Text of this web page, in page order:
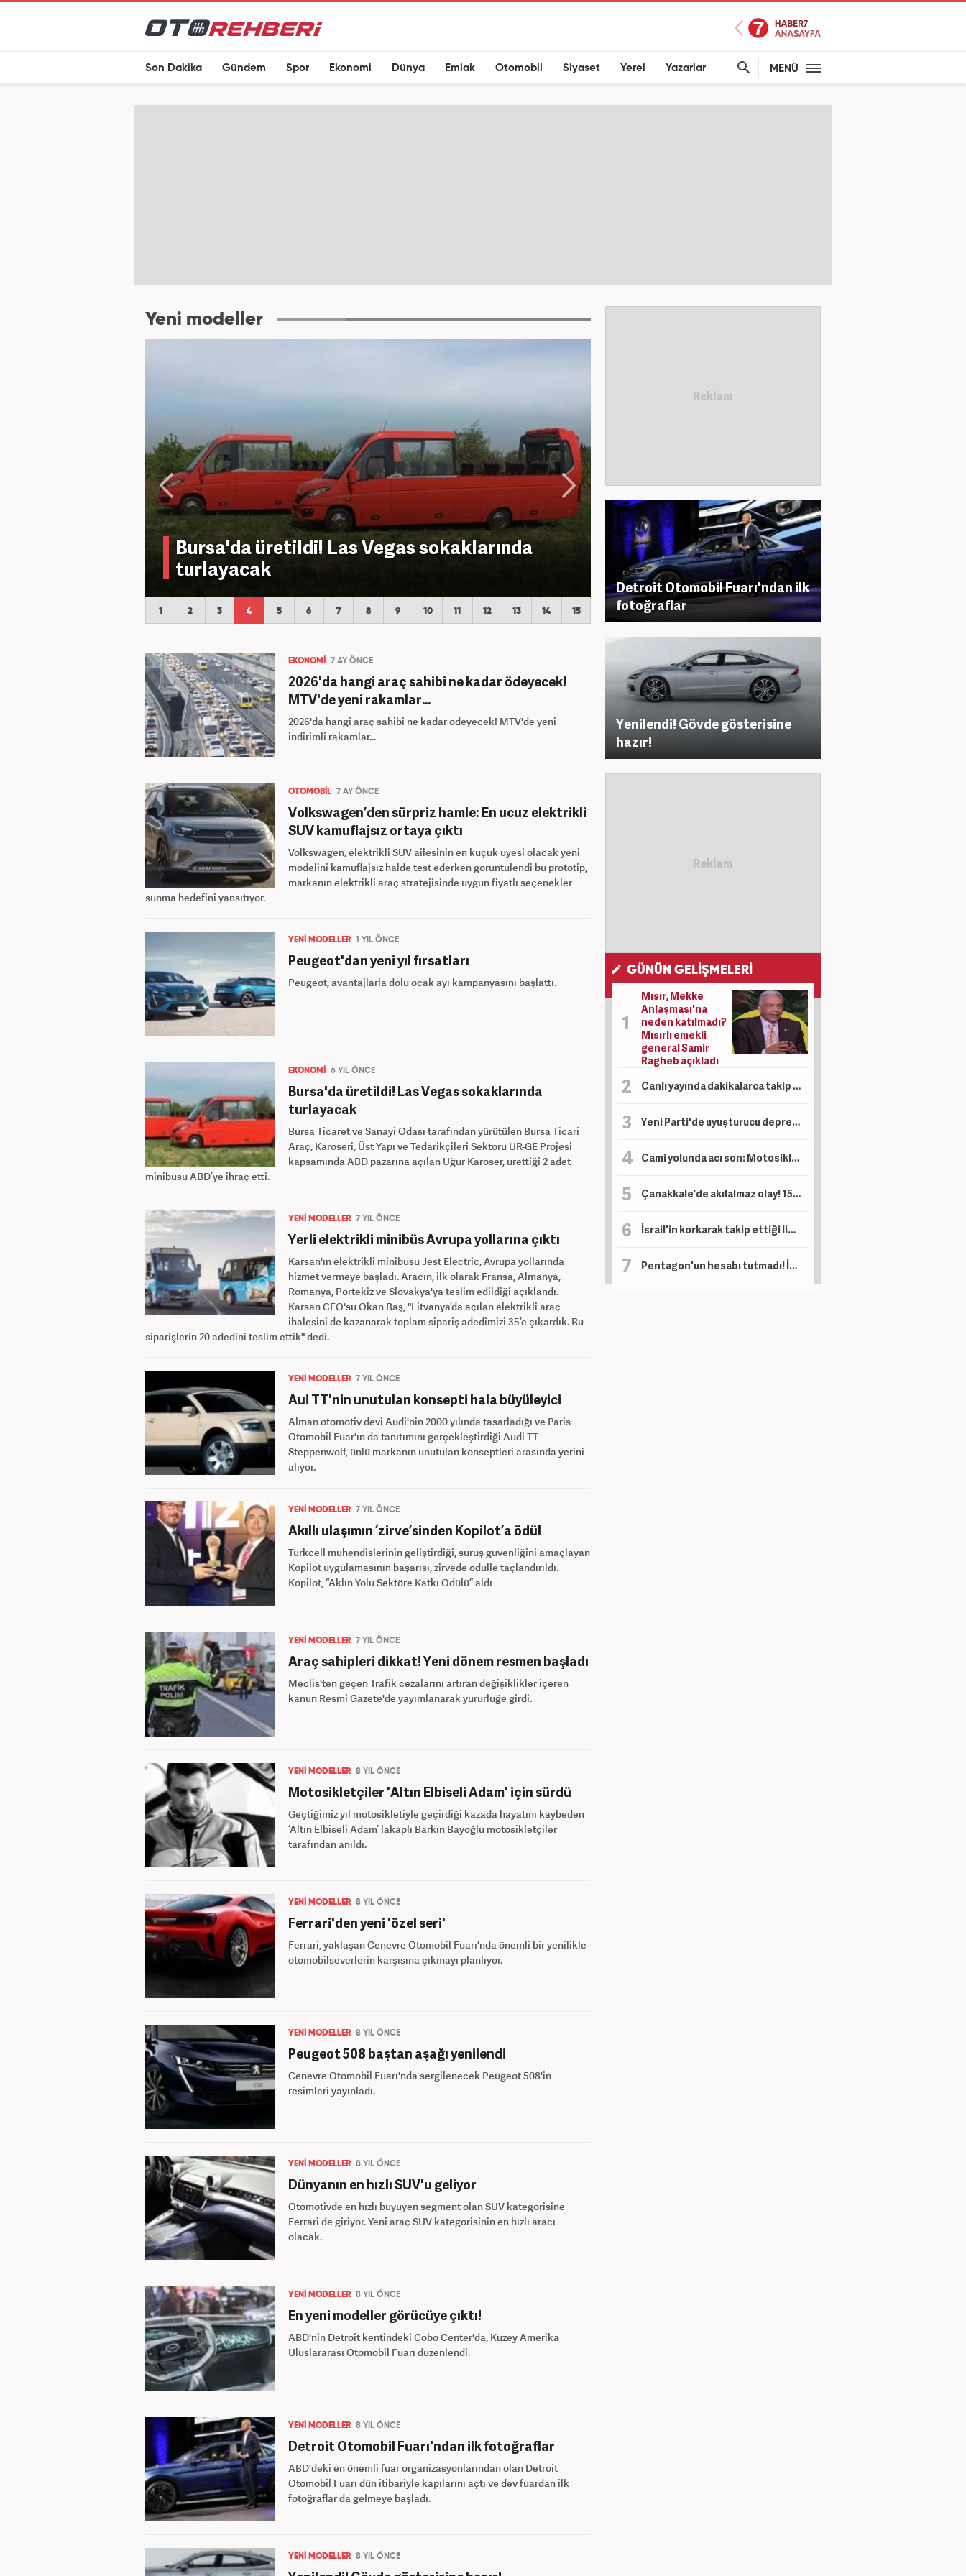
Son Dakika Gündem Spor Ekonomi Dünya Emlak Otomobil Siyaset Yerel Yazarlar MENÜ
Yeni modeller
Bursa'da üretildi! Las Vegas sokaklarında
turlayacak
1 2 3 4 5 6 7 8 9 10 11 12 13 14 15
EKONOMİ 7 AY ÖNCE
2026'da hangi araç sahibi ne kadar ödeyecek!
MTV'de yeni rakamlar...
2026'da hangi araç sahibi ne kadar ödeyecek! MTV'de yeni
indirimli rakamlar...
OTOMOBİL 7 AY ÖNCE
Volkswagen’den sürpriz hamle: En ucuz elektrikli
SUV kamuflajsız ortaya çıktı
Volkswagen, elektrikli SUV ailesinin en küçük üyesi olacak yeni
modelini kamuflajsız halde test ederken görüntülendi bu prototip,
markanın elektrikli araç stratejisinde uygun fiyatlı seçenekler
sunma hedefini yansıtıyor.
YENİ MODELLER 1 YIL ÖNCE
Peugeot'dan yeni yıl fırsatları
Peugeot, avantajlarla dolu ocak ayı kampanyasını başlattı.
EKONOMİ 6 YIL ÖNCE
Bursa'da üretildi! Las Vegas sokaklarında
turlayacak
Bursa Ticaret ve Sanayi Odası tarafından yürütülen Bursa Ticari
Araç, Karoseri, Üst Yapı ve Tedarikçileri Sektörü UR-GE Projesi
kapsamında ABD pazarına açılan Uğur Karoser, ürettiği 2 adet
minibüsü ABD’ye ihraç etti.
YENİ MODELLER 7 YIL ÖNCE
Yerli elektrikli minibüs Avrupa yollarına çıktı
Karsan'ın elektrikli minibüsü Jest Electric, Avrupa yollarında
hizmet vermeye başladı. Aracın, ilk olarak Fransa, Almanya,
Romanya, Portekiz ve Slovakya'ya teslim edildiği açıklandı.
Karsan CEO'su Okan Baş, "Litvanya’da açılan elektrikli araç
ihalesini de kazanarak toplam sipariş adedimizi 35’e çıkardık. Bu
siparişlerin 20 adedini teslim ettik" dedi.
YENİ MODELLER 7 YIL ÖNCE
Aui TT'nin unutulan konsepti hala büyüleyici
Alman otomotiv devi Audi'nin 2000 yılında tasarladığı ve Paris
Otomobil Fuar'ın da tanıtımını gerçekleştirdiği Audi TT
Steppenwolf, ünlü markanın unutulan konseptleri arasında yerini
alıyor.
YENİ MODELLER 7 YIL ÖNCE
Akıllı ulaşımın ‘zirve’sinden Kopilot’a ödül
Turkcell mühendislerinin geliştirdiği, sürüş güvenliğini amaçlayan
Kopilot uygulamasının başarısı, zirvede ödülle taçlandırıldı.
Kopilot, “Aklın Yolu Sektöre Katkı Ödülü” aldı
YENİ MODELLER 7 YIL ÖNCE
Araç sahipleri dikkat! Yeni dönem resmen başladı
Meclis'ten geçen Trafik cezalarını artıran değişiklikler içeren
kanun Resmi Gazete'de yayımlanarak yürürlüğe girdi.
YENİ MODELLER 8 YIL ÖNCE
Motosikletçiler 'Altın Elbiseli Adam' için sürdü
Geçtiğimiz yıl motosikletiyle geçirdiği kazada hayatını kaybeden
‘Altın Elbiseli Adam’ lakaplı Barkın Bayoğlu motosikletçiler
tarafından anıldı.
YENİ MODELLER 8 YIL ÖNCE
Ferrari'den yeni 'özel seri'
Ferrari, yaklaşan Cenevre Otomobil Fuarı'nda önemli bir yenilikle
otomobilseverlerin karşısına çıkmayı planlıyor.
YENİ MODELLER 8 YIL ÖNCE
Peugeot 508 baştan aşağı yenilendi
Cenevre Otomobil Fuarı'nda sergilenecek Peugeot 508'in
resimleri yayınladı.
YENİ MODELLER 8 YIL ÖNCE
Dünyanın en hızlı SUV'u geliyor
Otomotivde en hızlı büyüyen segment olan SUV kategorisine
Ferrari de giriyor. Yeni araç SUV kategorisinin en hızlı aracı
olacak.
YENİ MODELLER 8 YIL ÖNCE
En yeni modeller görücüye çıktı!
ABD'nin Detroit kentindeki Cobo Center'da, Kuzey Amerika
Uluslararası Otomobil Fuarı düzenlendi.
YENİ MODELLER 8 YIL ÖNCE
Detroit Otomobil Fuarı'ndan ilk fotoğraflar
ABD'deki en önemli fuar organizasyonlarından olan Detroit
Otomobil Fuarı dün itibariyle kapılarını açtı ve dev fuardan ilk
fotoğraflar da gelmeye başladı.
YENİ MODELLER 8 YIL ÖNCE
Detroit Otomobil Fuarı'ndan ilk
fotoğraflar
Yenilendi! Gövde gösterisine
hazır!
GÜNÜN GELİŞMELERİ
Mısır, Mekke
Anlaşması'na
neden katılmadı?
Mısırlı emekli
general Samir
Ragheb açıkladı
Canlı yayında dakikalarca takip ettiler: Koreli yayıncıya çirkin taciz
Yeni Parti'de uyuşturucu depremi: Gökhan Günaydın kendi belediye başkanlarını hedef aldı
Cami yolunda acı son: Motosikletin çarptığı 78 yaşındaki adam hayatını kaybetti
Çanakkale’de akılalmaz olay! 150 bardak çay için öldüresiye dövüldü
İsrail'in korkarak takip ettiği liste! İşte dünyanın en güçlü İslam orduları...
Pentagon'un hesabı tutmadı! İran savaşına üst düzey itiraz